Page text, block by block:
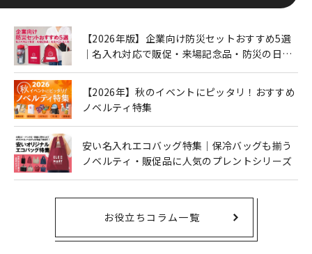
【2026年版】企業向け防災セットおすすめ5選
｜名入れ対応で販促・来場記念品・防災の日に
【2026年】秋のイベントにピッタリ！おすすめ
ノベルティ特集
安い名入れエコバッグ特集｜保冷バッグも揃う
ノベルティ・販促品に人気のプレントシリーズ
お役立ちコラム一覧